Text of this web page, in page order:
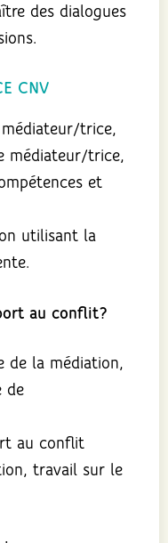
des dialogues
CNV
trice,
médiateur/trice,
et
utilisant la
au conflit?
de la médiation,
de
au conflit
travail sur le